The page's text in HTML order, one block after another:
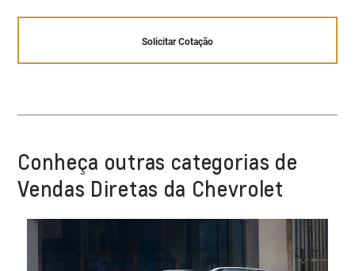
Solicitar Cotação
Conheça outras categorias de
Vendas Diretas da Chevrolet